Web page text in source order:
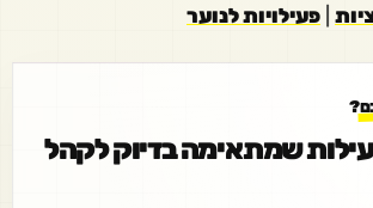
פעילויות לנוער
שמתאימה בדיוק לקהל